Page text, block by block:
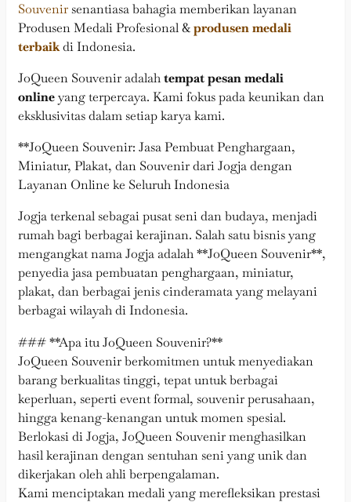
Souvenirsenantiasa bahagia memberikan layanan
Produsen Medali Profesional &produsen medali
terbaikdi Indonesia.
JoQueen Souvenir adalahtempat pesan medali
onlineyang terpercaya. Kami fokus pada keunikan dan
eksklusivitas dalam setiap karya kami.
**JoQueen Souvenir: Jasa Pembuat Penghargaan,
Miniatur, Plakat, dan Souvenir dari Jogja dengan
Layanan Online ke Seluruh Indonesia
Jogja terkenal sebagai pusat seni dan budaya, menjadi
rumah bagi berbagai kerajinan. Salah satu bisnis yang
mengangkat nama Jogja adalah **JoQueen Souvenir**,
penyedia jasa pembuatan penghargaan, miniatur,
plakat, dan berbagai jenis cinderamata yang melayani
berbagai wilayah di Indonesia.
### **Apa itu JoQueen Souvenir?**
JoQueen Souvenir berkomitmen untuk menyediakan
barang berkualitas tinggi, tepat untuk berbagai
keperluan, seperti event formal, souvenir perusahaan,
hingga kenang-kenangan untuk momen spesial.
Berlokasi di Jogja, JoQueen Souvenir menghasilkan
hasil kerajinan dengan sentuhan seni yang unik dan
dikerjakan oleh ahli berpengalaman.
Kami menciptakan medali yang merefleksikan prestasi